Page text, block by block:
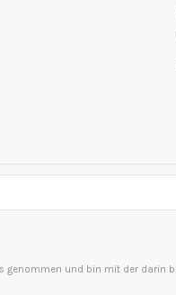
genommen und bin mit der darin